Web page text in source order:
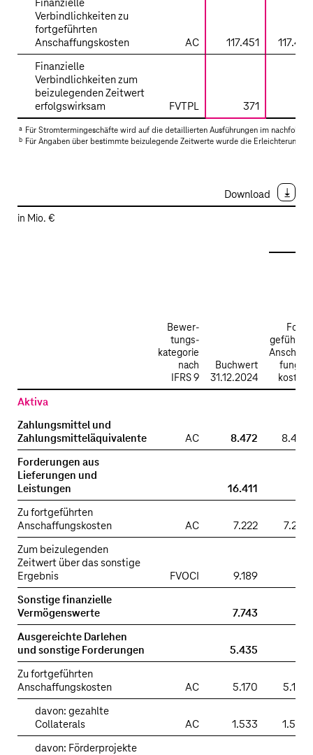
Finanzielle
Verbindlichkeiten zu
fortgeführten
Anschaffungskosten
AC 117.451
117.451
Finanzielle
Verbindlichkeiten zum
beizulegenden Zeitwert
erfolgswirksam
FVTPL 371
a Für Stromtermingeschäfte wird auf die detaillierten Ausführungen im
b Für Angaben über bestimmte beizulegende Zeitwerte wurde die
Download
Buchwerte,
Wertansätze
und
beizulegende
Zeitwerte
nach
Klassen
und
Bewertungskategorien
–
2024
in Mio. €
Bewer­
tungs­
kategorie
nach
IFRS 9
Buchwert
31.12.2024
Fort­
geführte
Anschaf­
fungs­
kosten
Aktiva
Zahlungsmittel und
Zahlungsmitteläquivalente
AC 8.472
8.472
Forderungen aus
Lieferungen und
Leistungen
16.411
Zu fortgeführten
Anschaffungskosten
AC 7.222
7.222
Zum beizulegenden
Zeitwert über das sonstige
Ergebnis
FVOCI
9.189
Sonstige finanzielle
Vermögenswerte
7.743
Ausgereichte Darlehen
und sonstige Forderungen
5.435
Zu fortgeführten
Anschaffungskosten
AC 5.170
5.170
davon: gezahlte
Collaterals
AC 1.533
1.533
davon: Förderprojekte